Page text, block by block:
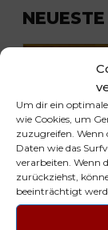
Um dir ein
wie Cookies, um
zuzugreifen. Wenn
Daten wie das
verarbeiten. Wenn
zurückziehst,
beeinträchtigt